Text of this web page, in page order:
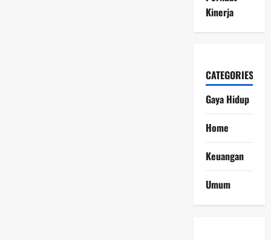
Kinerja
CATEGORIES
Gaya Hidup
Home
Keuangan
Umum